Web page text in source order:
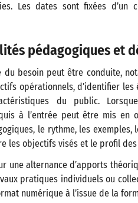
Les dates sont fixées d’un
pédagogiques et
du besoin peut être conduite,
opérationnels, d’identifier les
du public.
à l’entrée peut être mis en
le rythme, les
les objectifs visés et le profil
une alternance d’apports
pratiques individuels ou
numérique à l’issue de la